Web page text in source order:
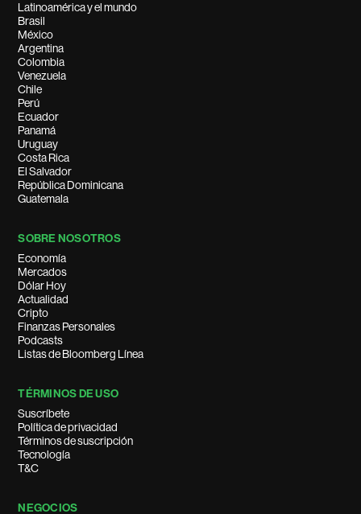
Latinoamérica y el mundo
Brasil
México
Argentina
Colombia
Venezuela
Chile
Perú
Ecuador
Panamá
Uruguay
Costa Rica
El Salvador
República Dominicana
Guatemala
SOBRE NOSOTROS
Economía
Mercados
Dólar Hoy
Actualidad
Cripto
Finanzas Personales
Podcasts
Listas de Bloomberg Línea
TÉRMINOS DE USO
Suscríbete
Política de privacidad
Términos de suscripción
Tecnología
T&C
NEGOCIOS